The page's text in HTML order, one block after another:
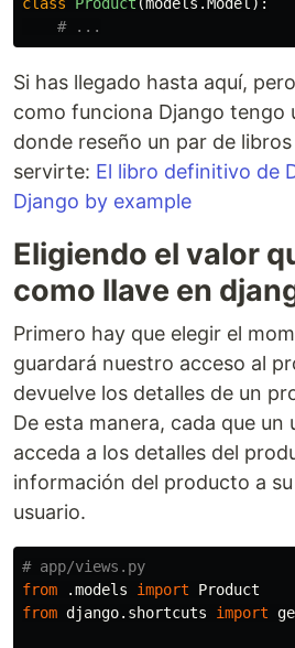
Si has llegado hasta aquí,
como funciona Django tengo
donde reseño un par de
servirte: El libro definitivo de
Django by example
Eligiendo el valor
como llave en
Primero hay que elegir el
guardará nuestro acceso al
devuelve los detalles de un
De esta manera, cada que un
acceda a los detalles del
información del producto a
usuario.
from
.models import
Product
from django.shortcuts import